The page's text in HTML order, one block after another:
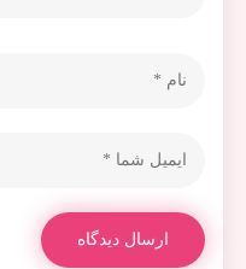
ارسال دیدگاه